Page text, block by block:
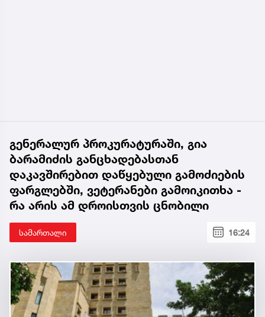
გენერალურ პროკურატურაში, გია
ბარამიძის განცხადებასთან
დაკავშირებით დაწყებული გამოძიების
ფარგლებში, ვეტერანები გამოიკითხა -
რა არის ამ დროისთვის ცნობილი
სამართალი 16:24